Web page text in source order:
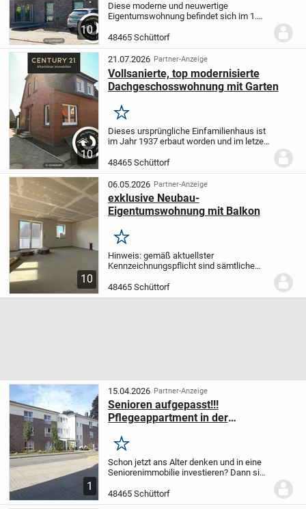
10
Diese moderne und neuwertige
Eigentumswohnung befindet sich im 1.
gepflegten Mehrfamilienhauses mit nur
vier Wohneinheiten in guter, zentraler und
verkehrsgünstiger...
48465 Schüttorf
10
21.07.2026 Partner-Anzeige
Vollsanierte, top modernisierte
Dachgeschosswohnung mit Garten
Merken
Dieses ursprüngliche Einfamilienhaus ist
im Jahr 1937 erbaut worden und im letzen
moderierest worden.
einem Zweiparteien Haus aufgeteilt.Die...
48465 Schüttorf
10
06.05.2026 Partner-Anzeige
exklusive Neubau-
Eigentumswohnung mit Balkon
Merken
Hinweis: gemäß aktuellster
Kennzeichnungspflicht sind sämtliche
Kennzeichen, Hausnummern, Gesichter,
Schatten, Kontraste oder persönliche
48465 Schüttorf
1
15.04.2026 Partner-Anzeige
Senioren aufgepasst!!!
Pflegeappartment in der
Vechtezentrum zu verkaufen
Merken
Schon jetzt ans Alter denken und in eine
Seniorenimmobilie investieren? Dann sind
handelt es sich um ein Pflegeappartment
in der Seniorenwohnanlage Am...
48465 Schüttorf